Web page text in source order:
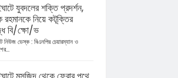
যুবদলের শক্তি প্রদর্শন,
রহমানকে নিয়ে কটূক্তির
বি/ক্ষো/ভ
নিউজ ডেস্ক : বিএনপির চেয়ারম্যান ও